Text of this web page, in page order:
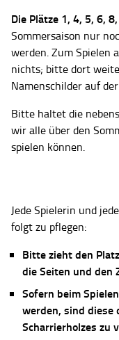
Die Plätze 1, 4, 5, 6,
Sommersaison nur
werden. Zum Spielen
nichts; bitte dort
Namenschilder auf
Bitte haltet die
wir alle über den
spielen können.
Jede Spielerin und
folgt zu pflegen:
Bitte zieht den
die Seiten und den
Sofern beim
werden, sind diese
Scharrierholzes zu